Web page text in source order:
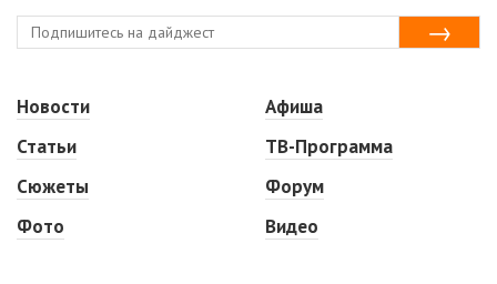
Новости
Статьи
Сюжеты
Фото
Афиша
ТВ-Программа
Форум
Видео